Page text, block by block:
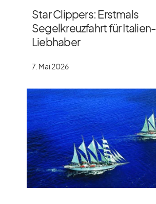
Star Clippers: Erstmals
Segelkreuzfahrt für Italien-
Liebhaber
7. Mai 2026